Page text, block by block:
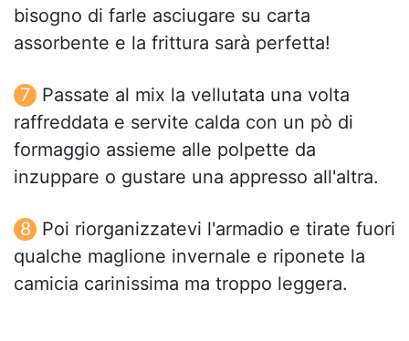
bisogno di farle asciugare su carta
assorbente e la frittura sarà perfetta!
Passate al mix la vellutata una volta
raffreddata e servite calda con un pò di
formaggio assieme alle polpette da
inzuppare o gustare una appresso all'altra.
Poi riorganizzatevi l'armadio e tirate fuori
qualche maglione invernale e riponete la
camicia carinissima ma troppo leggera.